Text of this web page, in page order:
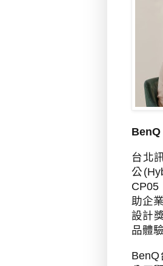
BenQ
台北
公
CP05
助企
設計
品體
BenQ